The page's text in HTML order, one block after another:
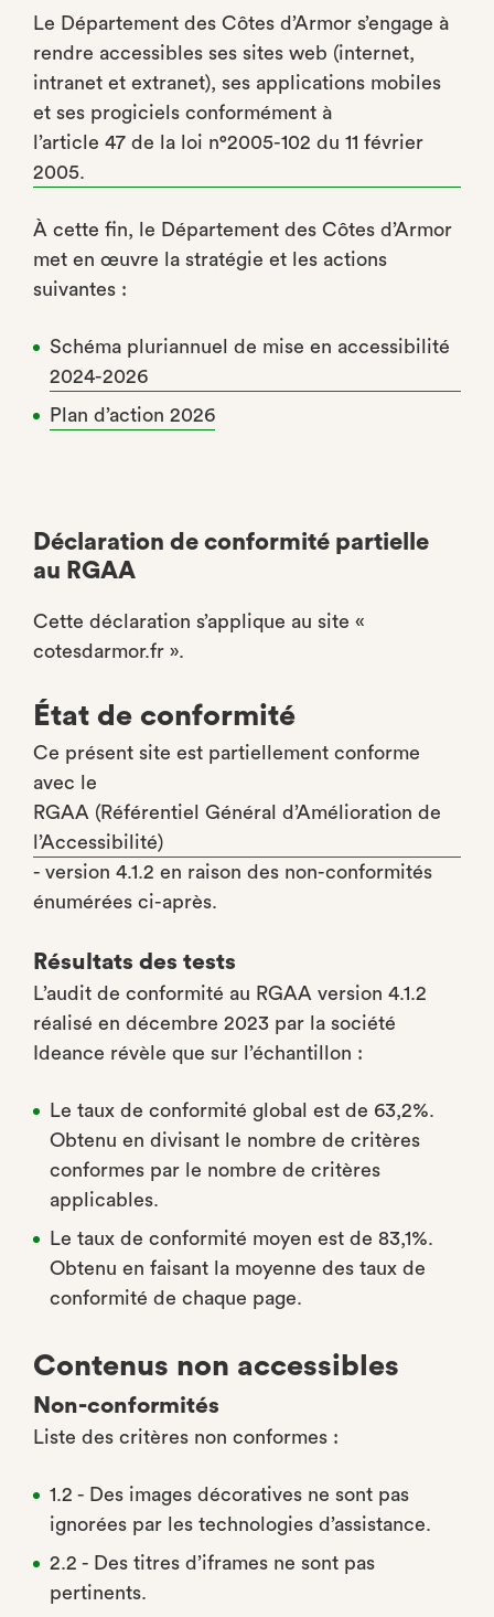
Le Département des Côtes d’Armor s’engage à
rendre accessibles ses sites web (internet,
intranet et extranet), ses applications mobiles
et ses progiciels conformément à
l’article 47 de la loi n°2005-102 du 11 février
2005.
À cette fin, le Département des Côtes d’Armor
met en œuvre la stratégie et les actions
suivantes :
Schéma pluriannuel de mise en accessibilité
2024-2026
Plan d’action 2026
Déclaration de conformité partielle
au RGAA
Cette déclaration s’applique au site «
cotesdarmor.fr ».
État de conformité
Ce présent site est partiellement conforme
avec le
RGAA (Référentiel Général d’Amélioration de
l’Accessibilité)
- version 4.1.2 en raison des non-conformités
énumérées ci-après.
Résultats des tests
L’audit de conformité au RGAA version 4.1.2
réalisé en décembre 2023 par la société
Ideance révèle que sur l’échantillon :
Le taux de conformité global est de 63,2%.
Obtenu en divisant le nombre de critères
conformes par le nombre de critères
applicables.
Le taux de conformité moyen est de 83,1%.
Obtenu en faisant la moyenne des taux de
conformité de chaque page.
Contenus non accessibles
Non-conformités
Liste des critères non conformes :
1.2 - Des images décoratives ne sont pas
ignorées par les technologies d’assistance.
2.2 - Des titres d’iframes ne sont pas
pertinents.